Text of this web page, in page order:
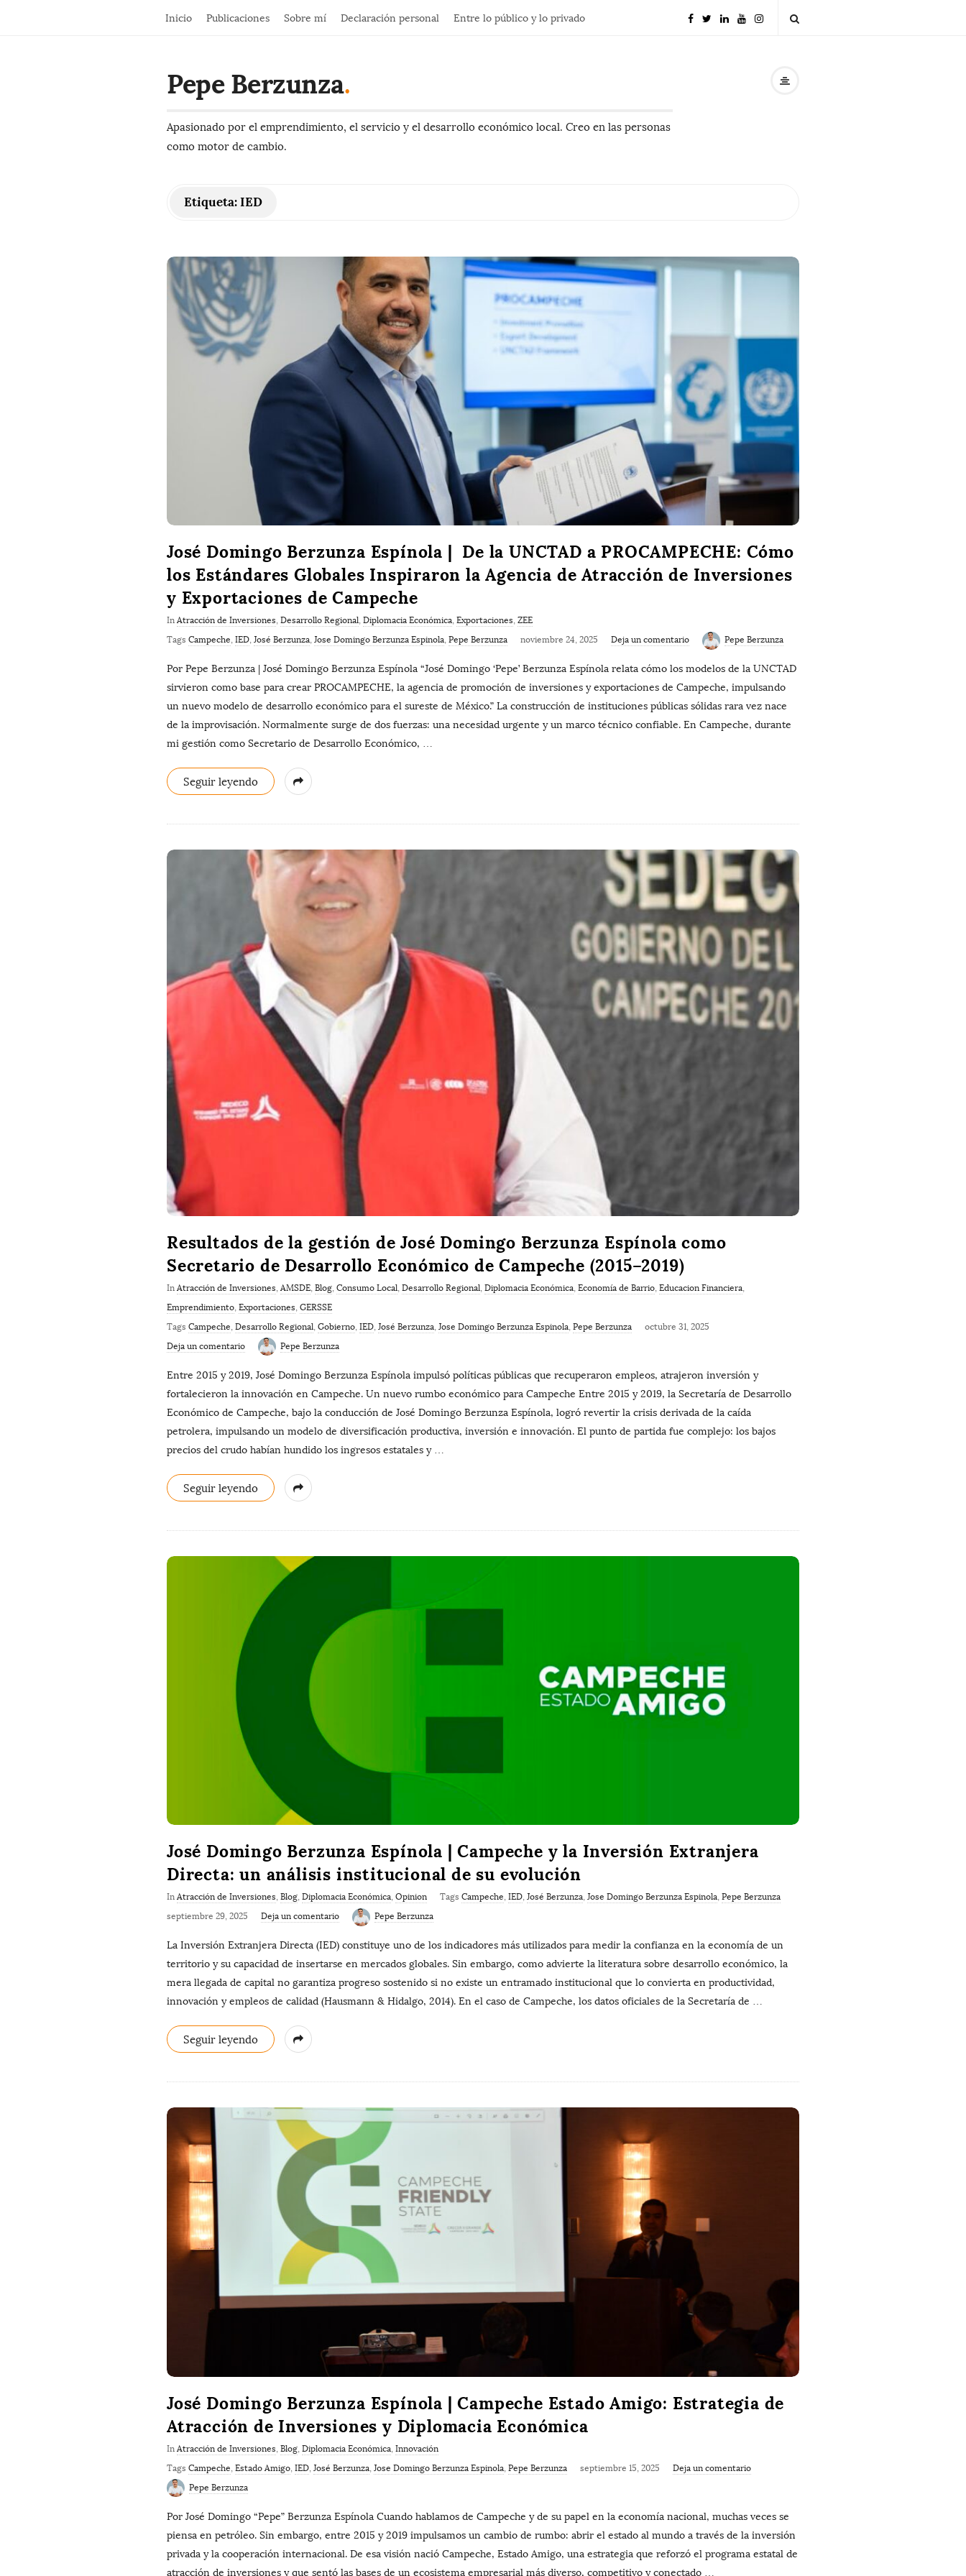
Inicio Publicaciones Sobre mí Declaración personal Entre lo público y lo privado
Pepe Berzunza.
Apasionado por el emprendimiento, el servicio y el desarrollo económico local. Creo en las personas
como motor de cambio.
Etiqueta:IED
José Domingo Berzunza Espínola | De la UNCTAD a PROCAMPECHE: Cómo
los Estándares Globales Inspiraron la Agencia de Atracción de Inversiones
y Exportaciones de Campeche
In Atracción de Inversiones, Desarrollo Regional, Diplomacia Económica, Exportaciones, ZEE
Tags Campeche, IED, José Berzunza, Jose Domingo Berzunza Espinola, Pepe Berzunza noviembre 24, 2025 Deja un comentario Pepe Berzunza
Por Pepe Berzunza | José Domingo Berzunza Espínola “José Domingo ‘Pepe’ Berzunza Espínola relata cómo los modelos de la UNCTAD
sirvieron como base para crear PROCAMPECHE, la agencia de promoción de inversiones y exportaciones de Campeche, impulsando
un nuevo modelo de desarrollo económico para el sureste de México.” La construcción de instituciones públicas sólidas rara vez nace
de la improvisación. Normalmente surge de dos fuerzas: una necesidad urgente y un marco técnico confiable. En Campeche, durante
mi gestión como Secretario de Desarrollo Económico, …
Seguir leyendo
Resultados de la gestión de José Domingo Berzunza Espínola como
Secretario de Desarrollo Económico de Campeche (2015–2019)
In Atracción de Inversiones, AMSDE, Blog, Consumo Local, Desarrollo Regional, Diplomacia Económica, Economía de Barrio, Educacion Financiera,
Emprendimiento, Exportaciones, GERSSE
Tags Campeche, Desarrollo Regional, Gobierno, IED, José Berzunza, Jose Domingo Berzunza Espinola, Pepe Berzunza
octubre 31, 2025
Deja un comentario
Pepe Berzunza
Entre 2015 y 2019, José Domingo Berzunza Espínola impulsó políticas públicas que recuperaron empleos, atrajeron inversión y
fortalecieron la innovación en Campeche. Un nuevo rumbo económico para Campeche Entre 2015 y 2019, la Secretaría de Desarrollo
Económico de Campeche, bajo la conducción de José Domingo Berzunza Espínola, logró revertir la crisis derivada de la caída
petrolera, impulsando un modelo de diversificación productiva, inversión e innovación. El punto de partida fue complejo: los bajos
precios del crudo habían hundido los ingresos estatales y…
Seguir leyendo
José Domingo Berzunza Espínola | Campeche y la Inversión Extranjera
Directa: un análisis institucional de su evolución
In Atracción de Inversiones, Blog, Diplomacia Económica, Opinion Tags Campeche, IED, José Berzunza, Jose Domingo Berzunza Espinola, Pepe Berzunza
septiembre 29, 2025
Deja un comentario Pepe Berzunza
La Inversión Extranjera Directa (IED) constituye uno de los indicadores más utilizados para medir la confianza en la economía de un
territorio y su capacidad de insertarse en mercados globales. Sin embargo, como advierte la literatura sobre desarrollo económico, la
mera llegada de capital no garantiza progreso sostenido si no existe un entramado institucional que lo convierta en productividad,
innovación y empleos de calidad (Hausmann & Hidalgo, 2014). En el caso de Campeche, los datos oficiales de la Secretaría de …
Seguir leyendo
José Domingo Berzunza Espínola | Campeche Estado Amigo: Estrategia de
Atracción de Inversiones y Diplomacia Económica
In Atracción de Inversiones Blog Diplomacia Económica Innovación
Tags Campeche Estado Amigo IED José Berzunza Jose Domingo Berzunza Espinola Pepe Berzunza septiembre 15, 2025
Deja un comentario
Pepe Berzunza
Por José Domingo “Pepe” Berzunza Espínola Cuando hablamos de Campeche y de su papel en la economía nacional, muchas veces se
piensa en petróleo. Sin embargo, entre 2015 y 2019 impulsamos un cambio de rumbo: abrir el estado al mundo a través de la inversión
privada y la cooperación internacional. De esa visión nació Campeche, Estado Amigo, una estrategia que reforzó el programa estatal de
atracción de inversiones y que sentó las bases de un ecosistema empresarial más diverso, competitivo y conectado …